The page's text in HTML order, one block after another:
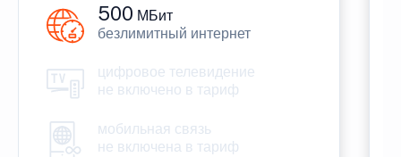
500 МБит
безлимитный интернет
цифровое телевидение
не включено в тариф
мобильная связь
не включена в тариф